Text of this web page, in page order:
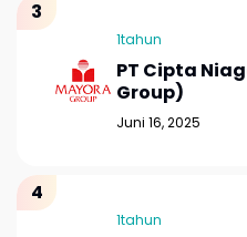
1tahun
PT Cipta
Group)
Juni 16, 2025
1tahun